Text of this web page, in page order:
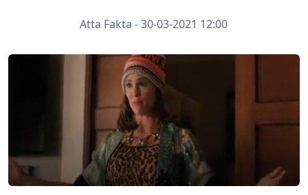
Atta Fakta -30-03-2021 12:00